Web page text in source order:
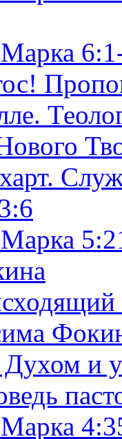
Марка
Духом и